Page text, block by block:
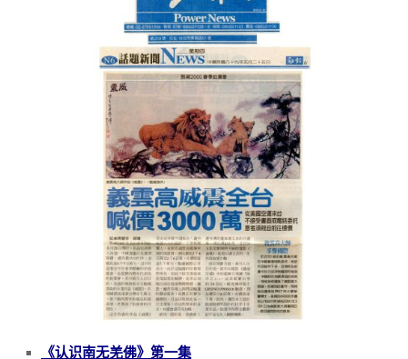
《认识南无羌佛》第一集